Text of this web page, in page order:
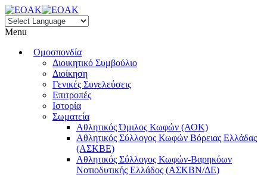
Menu
Ομοσπονδία
Διοικητικό Συμβούλιο
Διοίκηση
Γενικές Συνελεύσεις
Επιτροπές
Ιστορία
Σωματεία
Αθλητικός Όμιλος Κωφών (ΑΟΚ)
Αθλητικός Σύλλογος Κωφών Βόρειας Ελλάδας
(ΑΣΚΒΕ)
Αθλητικός Σύλλογος Κωφών-Βαρηκόων
Νοτιοδυτικής Ελλάδος (ΑΣΚΒΝ/ΔΕ)